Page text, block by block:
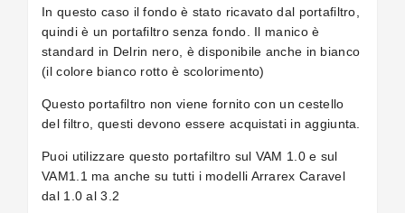
In questo caso il fondo è stato ricavato dal portafiltro,
quindi è un portafiltro senza fondo. Il manico è
standard in Delrin nero, è disponibile anche in bianco
(il colore bianco rotto è scolorimento)
Questo portafiltro non viene fornito con un cestello
del filtro, questi devono essere acquistati in aggiunta.
Puoi utilizzare questo portafiltro sul VAM 1.0 e sul
VAM1.1 ma anche su tutti i modelli Arrarex Caravel
dal 1.0 al 3.2